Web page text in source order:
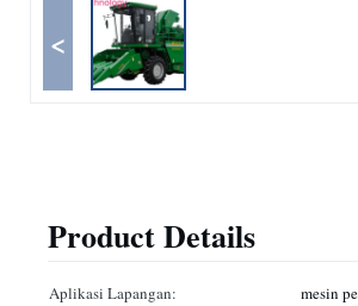
<
Product Details
Aplikasi Lapangan: mesin